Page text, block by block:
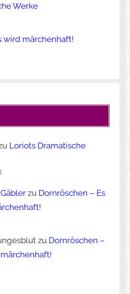
Werke
wird märchenhaft!
Loriots Dramatische
zu Dornröschen – Es
zu Dornröschen –